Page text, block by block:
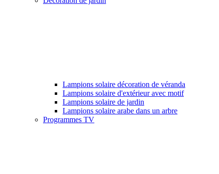
Lampions solaire décoration de véranda
Lampions solaire d'extérieur avec motif
Lampions solaire de jardin
Lampions solaire arabe dans un arbre
Programmes TV